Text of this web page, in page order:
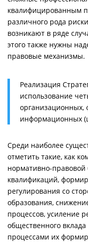
квалифицированным
различного рода
возникают в ряде
этого также нужны
правовые механизмы.
Реализация
использование
организационных,
информационных
Среди наиболее
отметить такие, как
нормативно-
квалификаций,
регулирования со
образования,
процессов, усиление
общественного
процессами их